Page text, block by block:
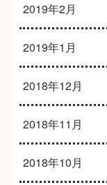
2019年2月
2019年1月
2018年12月
2018年11月
2018年10月